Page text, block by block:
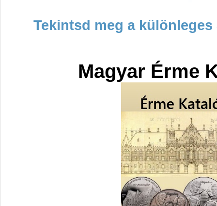
Tekintsd meg a
Magyar Érme